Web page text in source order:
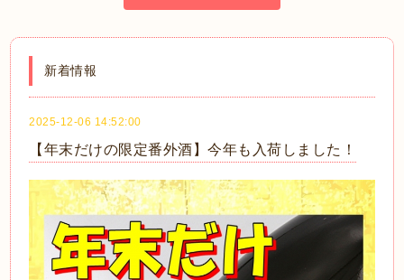
新着情報
2025-12-06 14:52:00
【年末だけの限定番外酒】今年も入荷しました！